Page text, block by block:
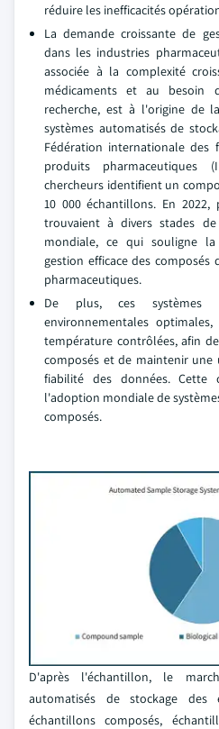
réduire les inefficacités
La demande croissante de
dans les industries
associée à la complexité
médicaments et au besoin
recherche, est à l'origine de
systèmes automatisés de
Fédération internationale des
produits pharmaceutiques
chercheurs identifient un
10 000 échantillons. En
trouvaient à divers stades
mondiale, ce qui souligne la
gestion efficace des composés
pharmaceutiques.
De plus, ces systèmes
environnementales
température contrôlées, afin
composés et de maintenir
fiabilité des données.
l'adoption mondiale de
composés.
D'après l'échantillon, le
automatisés de stockage des
échantillons composés,